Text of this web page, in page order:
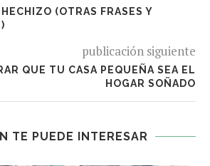
(OTRAS FRASES Y
publicación siguiente
QUE TU CASA PEQUEÑA SEA EL
HOGAR SOÑADO
TE PUEDE INTERESAR